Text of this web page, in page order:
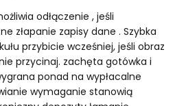
odłączenie , jeśli
złapanie zapisy dane . Szybka
przybicie wcześniej, jeśli obraz
przycinaj. zachęta gotówka i
ponad na wypłacalne
wymaganie stanowią